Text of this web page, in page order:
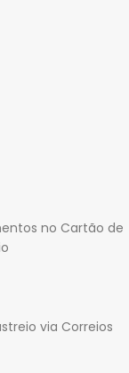
no Cartão de
via Correios